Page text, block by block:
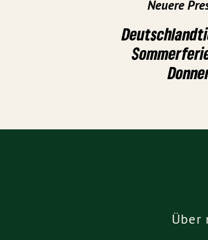
Neuere
Über